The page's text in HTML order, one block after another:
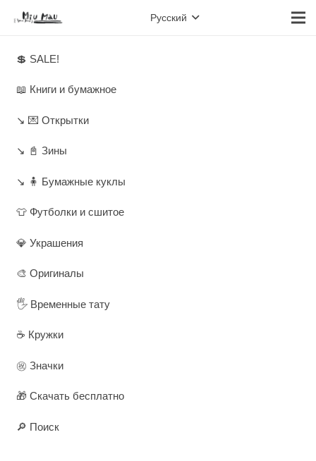
Русский
💲 SALE!
📖 Книги и бумажное
↘️ 💌 Открытки
↘️ 📓 Зины
↘️ 🧍 Бумажные куклы
👕 Футболки и сшитое
💎 Украшения
🎨 Оригиналы
🖐️ Временные тату
☕ Кружки
㊗️ Значки
🎁 Скачать бесплатно
🔎 Поиск